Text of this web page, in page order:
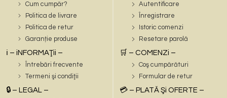
Cum cumpăr?
Politica de livrare
Politica de retur
Garanție produse
ℹ️ – iNFORMAŢii –
Întrebări frecvente
Termeni şi condiţii
🔒 – LEGAL –
Autentificare
Înregistrare
Istoric comenzi
Resetare parolă
🛒 – COMENZi –
Coş cumpărături
Formular de retur
💳 – PLATĂ Şi OFERTE –